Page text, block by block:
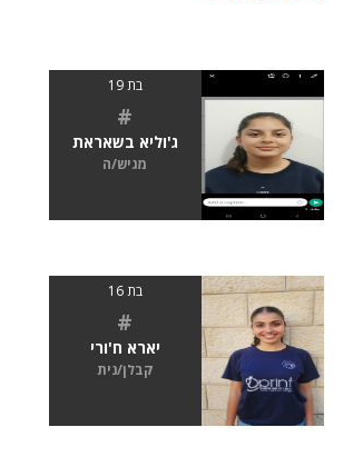
בת 19
#
ג'וליא בשאראת
מגיש/ה
בת 16
#
יארא ח'ורי
קבלן/נית